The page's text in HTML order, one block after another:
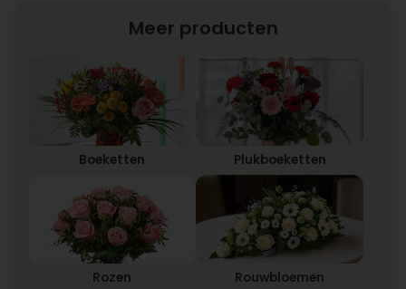
Meer producten
Boeketten Plukboeketten
Rozen Rouwbloemen